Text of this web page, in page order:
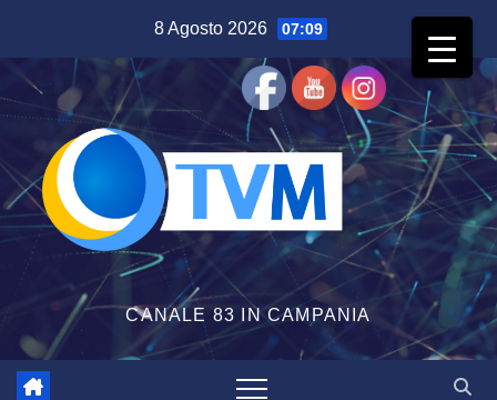
contenuto
8 Agosto 2026 07:09
CANALE 83 IN CAMPANIA